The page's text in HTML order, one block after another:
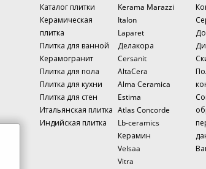
Каталог плитки
Керамическая
плитка
Плитка для ванной
Керамогранит
Плитка для пола
Плитка для кухни
Плитка для стен
Итальянская плитка
Индийская плитка
Kerama Marazzi
Italon
Laparet
Делакора
Cersanit
AltaCera
Alma Ceramica
Estima
Atlas Concorde
Lb-ceramics
Керамин
Velsaa
Vitra